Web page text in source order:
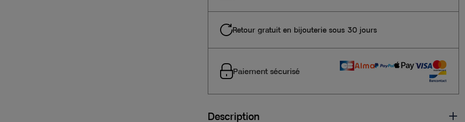
Retour gratuit en bijouterie sous 30 jours
Paiement sécurisé
Description